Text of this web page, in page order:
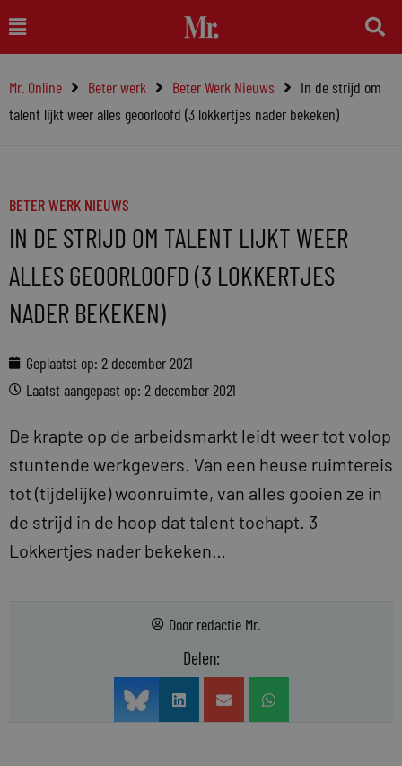
naar
inhoud
Main
Menu
Mr. Online Beter werk Beter Werk Nieuws
In de strijd om
talent lijkt weer alles geoorloofd (3 lokkertjes nader bekeken)
BETER WERK NIEUWS
IN DE STRIJD OM TALENT LIJKT WEER
ALLES GEOORLOOFD (3 LOKKERTJES
NADER BEKEKEN)
Geplaatst op: 2 december 2021
Laatst aangepast op: 2 december 2021
De krapte op de arbeidsmarkt leidt weer tot volop
stuntende werkgevers. Van een heuse ruimtereis
tot (tijdelijke) woonruimte, van alles gooien ze in
de strijd in de hoop dat talent toehapt. 3
Lokkertjes nader bekeken…
Door redactie Mr.
Delen: